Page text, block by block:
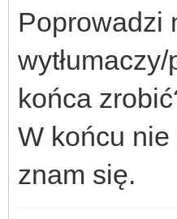
Poprowadzi
końca
W końcu
znam się.